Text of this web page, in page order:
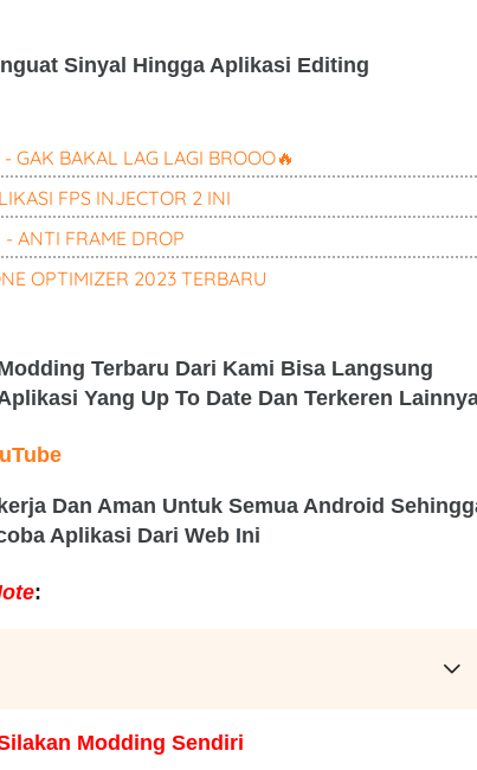
Sinyal Hingga Aplikasi Editing
GAK BAKAL LAG LAGI BROOO🔥
FPS INJECTOR 2 INI
- ANTI FRAME DROP
OPTIMIZER 2023 TERBARU
Terbaru Dari Kami Bisa Langsung
Yang Up To Date Dan Terkeren
Dan Aman Untuk Semua Android
Aplikasi Dari Web Ini
:
Modding Sendiri